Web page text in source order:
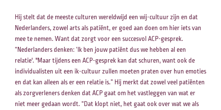
Hij stelt dat de meeste culturen wereldwijd een wij-cultuur zijn en dat
Nederlanders, zowel arts als patiënt, er goed aan doen om hier iets van
mee te nemen. Want dat zorgt voor een succesvol ACP-gesprek.
“Nederlanders denken: ‘Ik ben jouw patiënt dus we hebben al een
relatie'. "Maar tijdens een ACP-gesprek kan dat schuren, want ook de
individualisten uit een ik-cultuur zullen moeten praten over hun emoties
en dat kan alleen als er een relatie is.” Hij merkt dat zowel veel patiënten
als zorgverleners denken dat ACP gaat om het vastleggen van wat er
niet meer gedaan wordt. “Dat klopt niet, het gaat ook over wat we als